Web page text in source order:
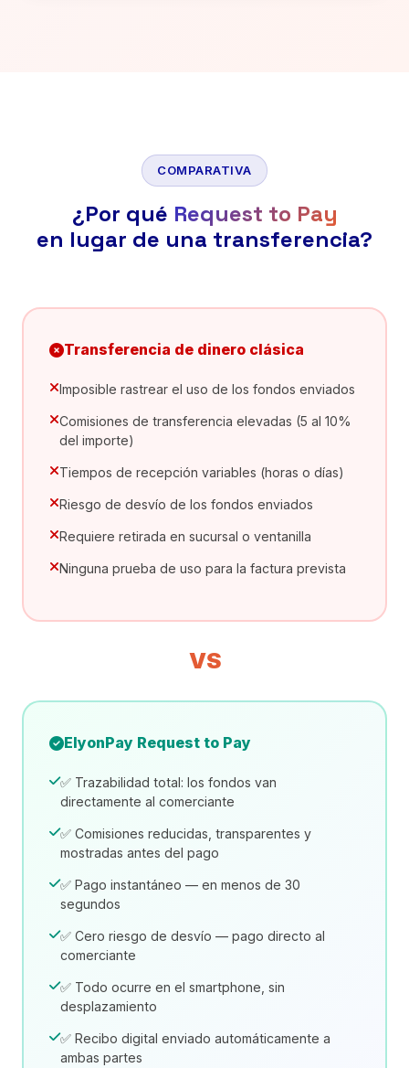
COMPARATIVA
¿Por qué Request to Pay
en lugar de una transferencia?
Transferencia de dinero clásica
Imposible rastrear el uso de los fondos enviados
Comisiones de transferencia elevadas (5 al 10%
del importe)
Tiempos de recepción variables (horas o días)
Riesgo de desvío de los fondos enviados
Requiere retirada en sucursal o ventanilla
Ninguna prueba de uso para la factura prevista
VS
ElyonPay Request to Pay
✅ Trazabilidad total: los fondos van
directamente al comerciante
✅ Comisiones reducidas, transparentes y
mostradas antes del pago
✅ Pago instantáneo — en menos de 30
segundos
✅ Cero riesgo de desvío — pago directo al
comerciante
✅ Todo ocurre en el smartphone, sin
desplazamiento
✅ Recibo digital enviado automáticamente a
ambas partes